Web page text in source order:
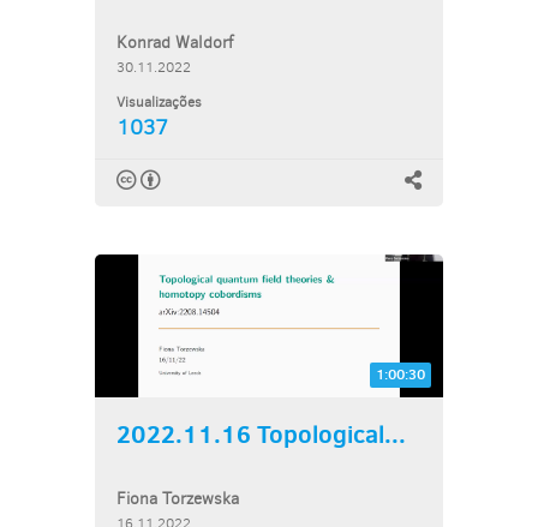
Konrad Waldorf
30.11.2022
Visualizações
1037
1:00:30
2022.11.16 Topological...
Fiona Torzewska